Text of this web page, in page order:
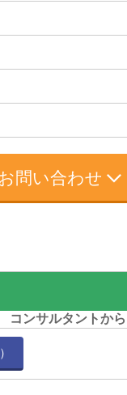
問い合わせ
コンサルタントか